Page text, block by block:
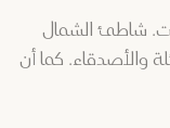
شاطئ الشمال
والأصدقاء. كما أن